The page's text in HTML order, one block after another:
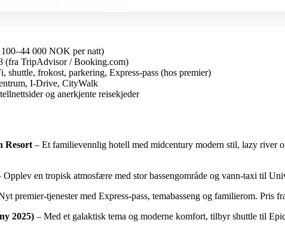
000 NOK per natt)
(fra TripAdvisor / Booking.com)
shuttle, frokost, parkering, Express-pass (hos premier)
I-Drive, CityWalk
og anerkjente reisekjeder
Resort – Et familievennlig hotell med midcentury modern stil, lazy river
Opplev en tropisk atmosfære med stor bassengområde og vann-taxi til
premier-tjenester med Express-pass, temabasseng og familierom.
2025) – Med et galaktisk tema og moderne komfort, tilbyr shuttle til